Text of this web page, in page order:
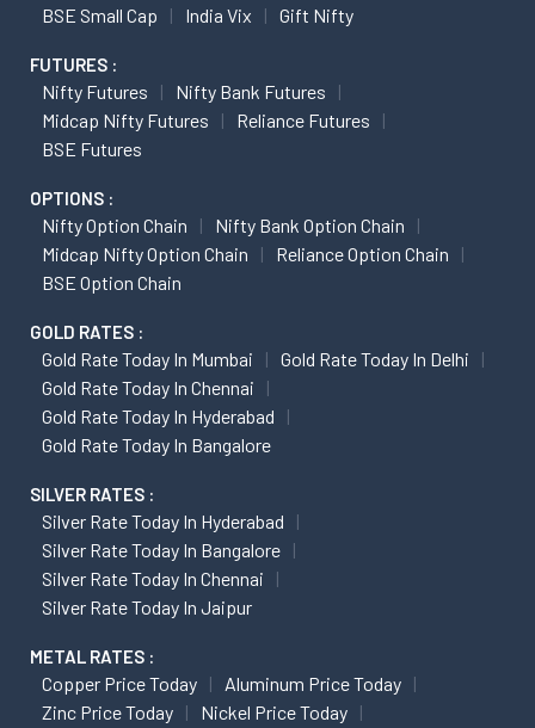
BSE Small Cap
India Vix Gift Nifty
FUTURES :
Nifty Futures
Nifty Bank Futures
Midcap Nifty Futures
Reliance Futures
BSE Futures
OPTIONS :
Nifty Option Chain
Nifty Bank Option Chain
Midcap Nifty Option Chain
Reliance Option Chain
BSE Option Chain
GOLD RATES :
Gold Rate Today In Mumbai
Gold Rate Today In Delhi
Gold Rate Today In Chennai
Gold Rate Today In Hyderabad
Gold Rate Today In Bangalore
SILVER RATES :
Silver Rate Today In Hyderabad
Silver Rate Today In Bangalore
Silver Rate Today In Chennai
Silver Rate Today In Jaipur
METAL RATES :
Copper Price Today
Aluminum Price Today
Zinc Price Today
Nickel Price Today